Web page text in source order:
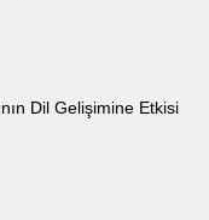
Dil Gelişimine Etkisi